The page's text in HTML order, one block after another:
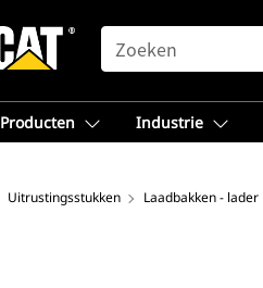
SEARCH
Producten Industrie
Uitrustingsstukken Laadbakken - lader